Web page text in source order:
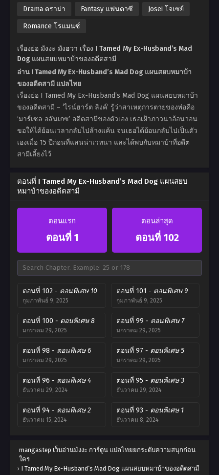
Drama ดราม่า Fantasy แฟนตาซี Josei โจเซย์
Romance โรแมนซ์
เรื่องย่อ มังงะ มังฮวา เรื่อง I Tamed My Ex-Husband’s Mad
Dog แผนสยบหมาบ้าของอดีตสามี
อ่าน I Tamed My Ex-Husband’s Mad Dog แผนสยบหมาบ้า
ของอดีตสามี แปลไทย
เรื่องย่อ I Tamed My Ex-Husband’s Mad Dog แผนสยบหมาบ้า
ของอดีตสามี – ‘ไรน์ฮาร์ต ลิงค์’ รู้ว่าสาเหตุการตายของพ่อคือ
‘มาร์เซล อลันเกซ’ อดีตสามีของตัวเอง เธอเฝ้าภาวนาอ้อนวอน
ขอให้ได้ย้อนเวลากลับไปล้างแค้น จนเธอได้ย้อนกลับไปเป็นตัว
เองเมื่อ 15 ปีก่อนที่แสนน่าเวทนา และได้พบกับหมาบ้าที่อดีต
สามีเลี้ยงไว้
ตอนที่ I Tamed My Ex-Husband’s Mad Dog แผนสยบ
หมาบ้าของอดีตสามี
ตอนแรก
ตอนที่ 1
ตอนล่าสุด
ตอนที่ 102
ตอนที่ 102 - ตอนพิเศษ 10
กุมภาพันธ์ 9, 2025
ตอนที่ 101 - ตอนพิเศษ 9
กุมภาพันธ์ 9, 2025
ตอนที่ 100 - ตอนพิเศษ 8
มกราคม 29, 2025
ตอนที่ 99 - ตอนพิเศษ 7
มกราคม 29, 2025
ตอนที่ 98 - ตอนพิเศษ 6
มกราคม 29, 2025
ตอนที่ 97 - ตอนพิเศษ 5
มกราคม 29, 2025
ตอนที่ 96 - ตอนพิเศษ 4
ธันวาคม 29, 2024
ตอนที่ 95 - ตอนพิเศษ 3
ธันวาคม 29, 2024
ตอนที่ 94 - ตอนพิเศษ 2
ธันวาคม 15, 2024
ตอนที่ 93 - ตอนพิเศษ 1
ธันวาคม 8, 2024
ธันวาคม 8, 2024 ธันวาคม 8, 2024
ตอนที่ 91 ตอนที่ 90
mangastep เว็บอ่านมังงะ การ์ตูน แปลไทยยกระดับความสนุกก่อน
ใคร
› I Tamed My Ex-Husband’s Mad Dog แผนสยบหมาบ้าของอดีตสามี